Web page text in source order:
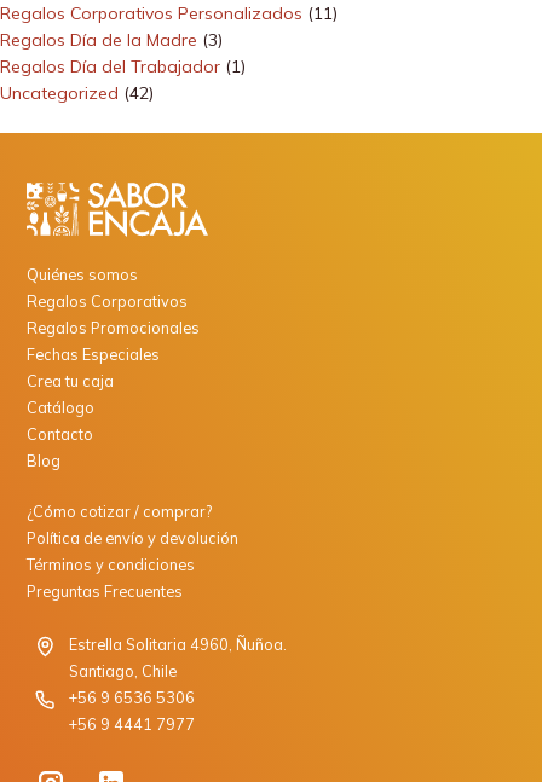
Regalos Corporativos Personalizados (11)
Regalos Día de la Madre (3)
Regalos Día del Trabajador (1)
Uncategorized (42)
Quiénes somos
Regalos Corporativos
Regalos Promocionales
Fechas Especiales
Crea tu caja
Catálogo
Contacto
Blog
¿Cómo cotizar / comprar?
Política de envío y devolución
Términos y condiciones
Preguntas Frecuentes
Estrella Solitaria 4960, Ñuñoa.
Santiago, Chile
+56 9 6536 5306
+56 9 4441 7977